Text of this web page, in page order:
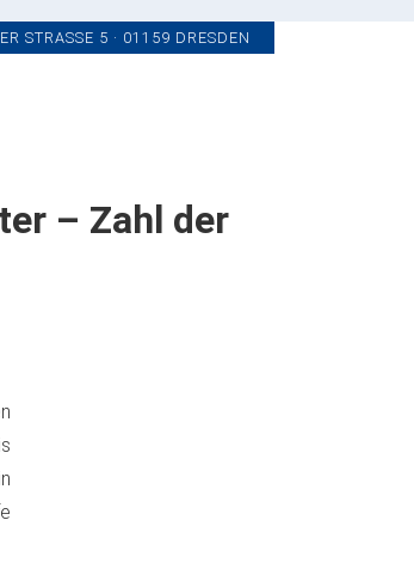
STRASSE 5 · 01159 DRESDEN
– Zahl der